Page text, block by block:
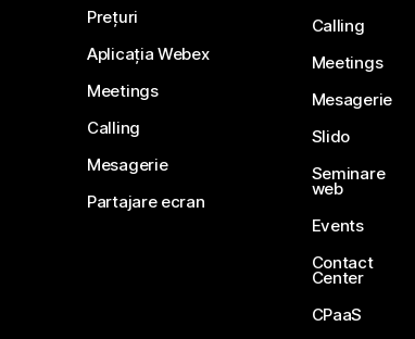
Prețuri
Aplicația Webex
Meetings
Calling
Mesagerie
Partajare ecran
Calling
Meetings
Mesagerie
Slido
Seminare
web
Events
Contact
Center
CPaaS